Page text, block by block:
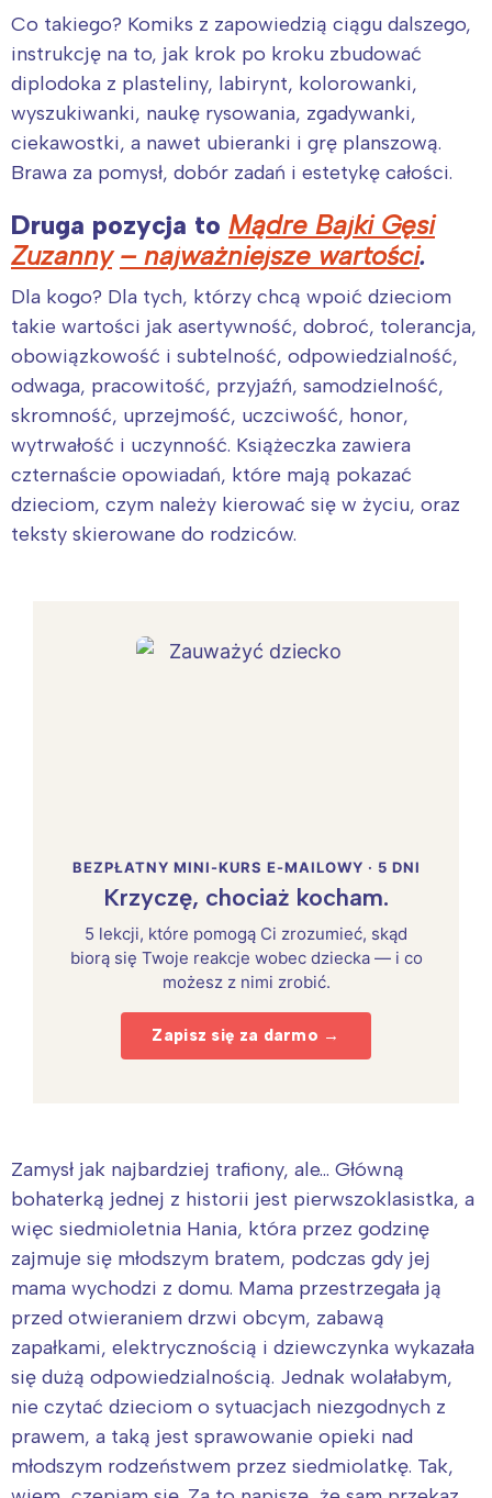
Co takiego? Komiks z zapowiedzią ciągu dalszego,
instrukcję na to, jak krok po kroku zbudować
diplodoka z plasteliny, labirynt, kolorowanki,
wyszukiwanki, naukę rysowania, zgadywanki,
ciekawostki, a nawet ubieranki i grę planszową.
Brawa za pomysł, dobór zadań i estetykę całości.
Druga pozycja to Mądre Bajki Gęsi
Zuzanny – najważniejsze wartości.
Dla kogo? Dla tych, którzy chcą wpoić dzieciom
takie wartości jak asertywność, dobroć, tolerancja,
obowiązkowość i subtelność, odpowiedzialność,
odwaga, pracowitość, przyjaźń, samodzielność,
skromność, uprzejmość, uczciwość, honor,
wytrwałość i uczynność. Książeczka zawiera
czternaście opowiadań, które mają pokazać
dzieciom, czym należy kierować się w życiu, oraz
teksty skierowane do rodziców.
BEZPŁATNY MINI-KURS E-MAILOWY · 5 DNI
Krzyczę, chociaż kocham.
5 lekcji, które pomogą Ci zrozumieć, skąd
biorą się Twoje reakcje wobec dziecka — i co
możesz z nimi zrobić.
Zapisz się za darmo →
Zamysł jak najbardziej trafiony, ale… Główną
bohaterką jednej z historii jest pierwszoklasistka, a
więc siedmioletnia Hania, która przez godzinę
zajmuje się młodszym bratem, podczas gdy jej
mama wychodzi z domu. Mama przestrzegała ją
przed otwieraniem drzwi obcym, zabawą
zapałkami, elektrycznością i dziewczynka wykazała
się dużą odpowiedzialnością. Jednak wolałabym,
nie czytać dzieciom o sytuacjach niezgodnych z
prawem, a taką jest sprawowanie opieki nad
młodszym rodzeństwem przez siedmiolatkę. Tak,